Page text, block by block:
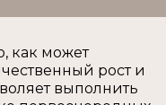
как может
рост и
выполнить